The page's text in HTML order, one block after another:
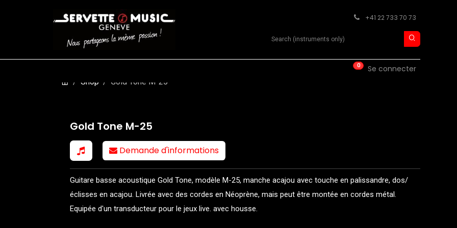
+41 22 733 70 73
Search product
0 Se connecter
Shop Gold Tone M-25
Gold Tone M-25
Demande d'informations
Guitare basse acoustique Gold Tone, modèle M-25, manche acajou avec touche en palissandre, dos/
éclisses en acajou. Livrée avec des cordes en Néoprène, mais peut être montée en cordes métal.
Equipée d'un transducteur pour le jeux live. avec housse.